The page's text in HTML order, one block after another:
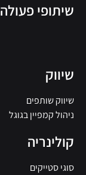
שיתופי פעולה
שיווק
שיווק שותפים
ניהול קמפיין בגוגל
קולינריה
סוגי סטייקים